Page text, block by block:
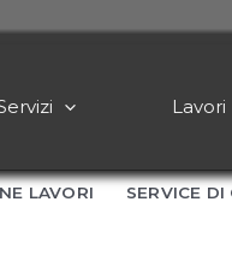
Lavori
LAVORI SERVICE DI